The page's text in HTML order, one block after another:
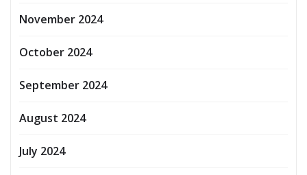
November 2024
October 2024
September 2024
August 2024
July 2024